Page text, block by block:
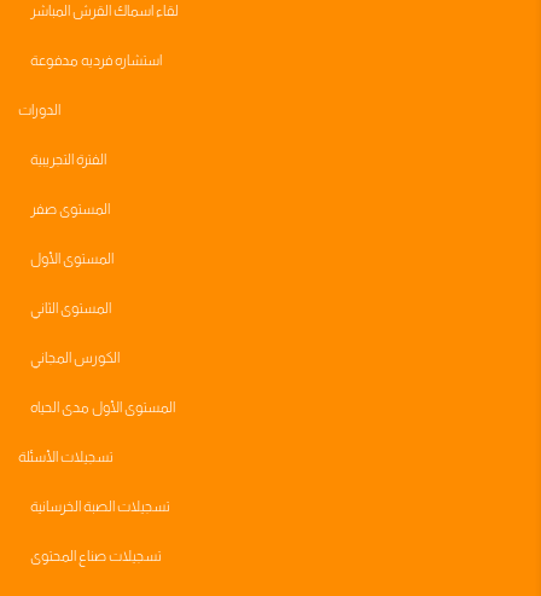
لقاء اسماك القرش المباشر
استشاره فرديه مدفوعة
الدورات
الفترة التجريبية
المستوى صفر
المستوى الأول
المستوى الثاني
الكورس المجاني
المستوى الأول مدى الحياه
تسجيلات الأسئلة
تسجيلات الصبة الخرسانية
تسجيلات صناع المحتوى